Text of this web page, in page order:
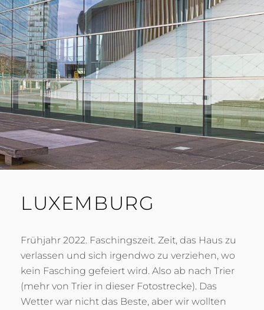
LUXEMBURG
Frühjahr 2022. Faschingszeit. Zeit, das Haus zu
verlassen und sich irgendwo zu verziehen, wo
kein Fasching gefeiert wird. Also ab nach Trier
(mehr von Trier in dieser Fotostrecke). Das
Wetter war nicht das Beste, aber wir wollten